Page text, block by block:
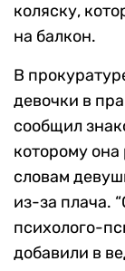
коляску,
на балкон.
В
девочки в
сообщил
которому
словам
из-за плача.
психолого-
добавили в